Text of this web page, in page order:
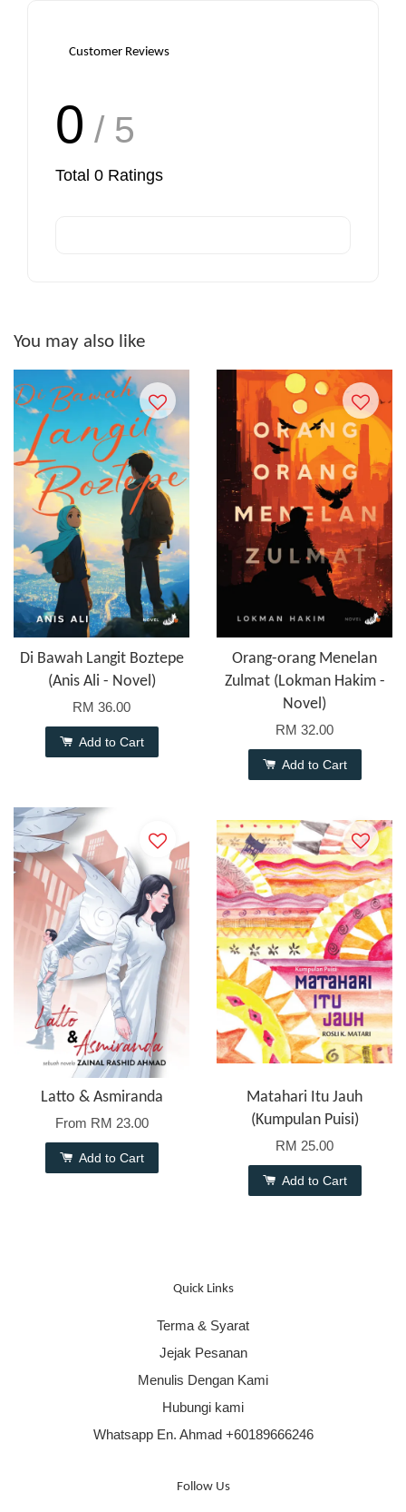
Customer Reviews
0 / 5
Total 0 Ratings
You may also like
Di Bawah Langit Boztepe
(Anis Ali - Novel)
RM 36.00
Add to Cart
Orang-orang Menelan
Zulmat (Lokman Hakim -
Novel)
RM 32.00
Add to Cart
Latto & Asmiranda
From RM 23.00
Add to Cart
Matahari Itu Jauh
(Kumpulan Puisi)
RM 25.00
Add to Cart
Quick Links
Terma & Syarat
Jejak Pesanan
Menulis Dengan Kami
Hubungi kami
Whatsapp En. Ahmad +60189666246
Follow Us